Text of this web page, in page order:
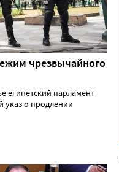
чрезвычайного
египетский парламент
указ о продлении